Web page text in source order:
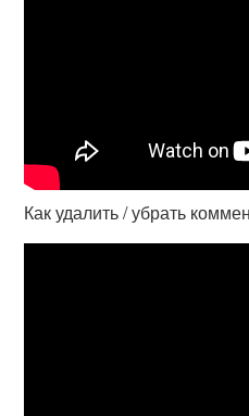
Как удалить / убрать